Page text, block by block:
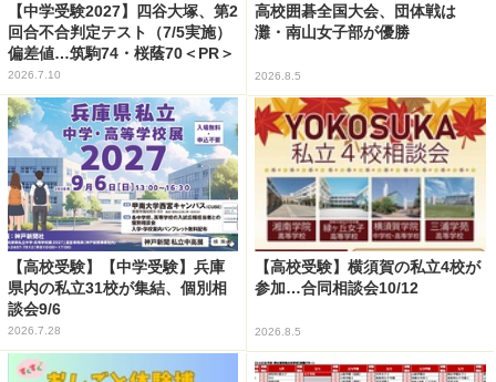
【中学受験2027】四谷大塚、第2
回合不合判定テスト（7/5実施）
偏差値…筑駒74・桜蔭70＜PR＞
2026.7.10
高校囲碁全国大会、団体戦は
灘・南山女子部が優勝
2026.8.5
【高校受験】【中学受験】兵庫
県内の私立31校が集結、個別相
談会9/6
2026.7.28
【高校受験】横須賀の私立4校が
参加…合同相談会10/12
2026.8.5